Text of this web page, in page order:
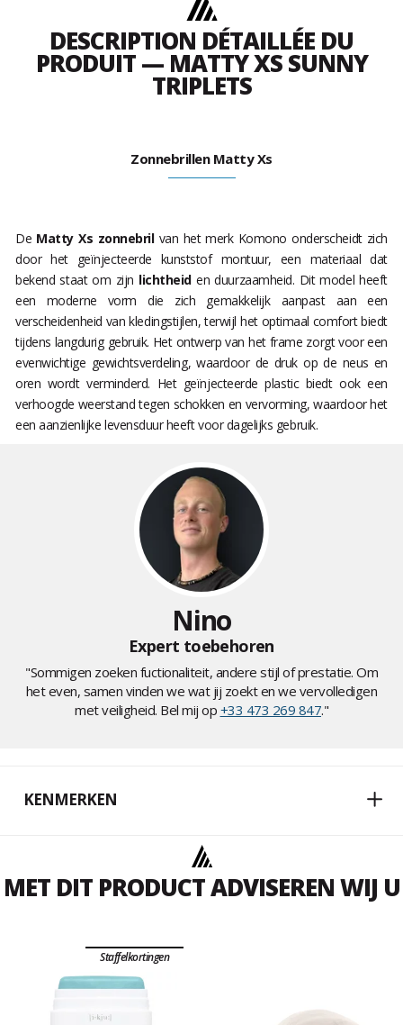
DESCRIPTION DÉTAILLÉE DU
PRODUIT — MATTY XS SUNNY
TRIPLETS
Zonnebrillen Matty Xs
De Matty Xs zonnebrilvan het merk Komono onderscheidt zich
door het geïnjecteerde kunststof montuur, een materiaal dat
bekend staat om zijn lichtheiden duurzaamheid. Dit model heeft
een moderne vorm die zich gemakkelijk aanpast aan een
verscheidenheid van kledingstijlen, terwijl het optimaal comfort biedt
tijdens langdurig gebruik. Het ontwerp van het frame zorgt voor een
evenwichtige gewichtsverdeling, waardoor de druk op de neus en
oren wordt verminderd. Het geïnjecteerde plastic biedt ook een
verhoogde weerstand tegen schokken en vervorming, waardoor het
een aanzienlijke levensduur heeft voor dagelijks gebruik.
Nino
Expert toebehoren
"Sommigen zoeken fuctionaliteit, andere stijl of prestatie. Om
het even, samen vinden we wat jij zoekt en we vervolledigen
met veiligheid. Bel mij op +33 473 269 847."
KENMERKEN
MET DIT PRODUCT ADVISEREN WIJ U
Staffelkortingen